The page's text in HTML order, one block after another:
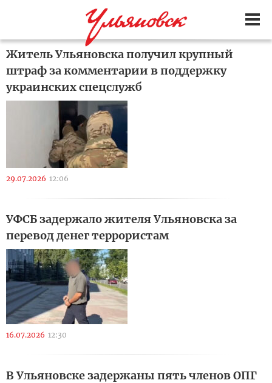
Житель Ульяновска получил крупный
штраф за комментарии в поддержку
украинских спецслужб
29.07.2026 12:06
УФСБ задержало жителя Ульяновска за
перевод денег террористам
16.07.2026 12:30
В Ульяновске задержаны пять членов ОПГ